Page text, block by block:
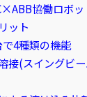
協働ロボ
ット
4種類の機能
接(スイングビ